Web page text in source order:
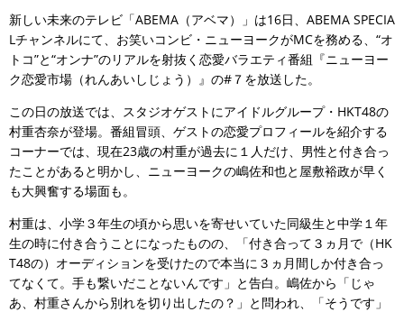
新しい未来のテレビ「ABEMA（アベマ）」は16日、ABEMA SPECIA
Lチャンネルにて、お笑いコンビ・ニューヨークがMCを務める、“オ
トコ”と“オンナ”のリアルを射抜く恋愛バラエティ番組『ニューヨー
ク恋愛市場（れんあいしじょう）』の#７を放送した。
この日の放送では、スタジオゲストにアイドルグループ・HKT48の
村重杏奈が登場。番組冒頭、ゲストの恋愛プロフィールを紹介する
コーナーでは、現在23歳の村重が過去に１人だけ、男性と付き合っ
たことがあると明かし、ニューヨークの嶋佐和也と屋敷裕政が早く
も大興奮する場面も。
村重は、小学３年生の頃から思いを寄せいていた同級生と中学１年
生の時に付き合うことになったものの、「付き合って３ヵ月で（HK
T48の）オーディションを受けたので本当に３ヵ月間しか付き合っ
てなくて。手も繋いだことないんです」と告白。嶋佐から「じゃ
あ、村重さんから別れを切り出したの？」と問われ、「そうです」